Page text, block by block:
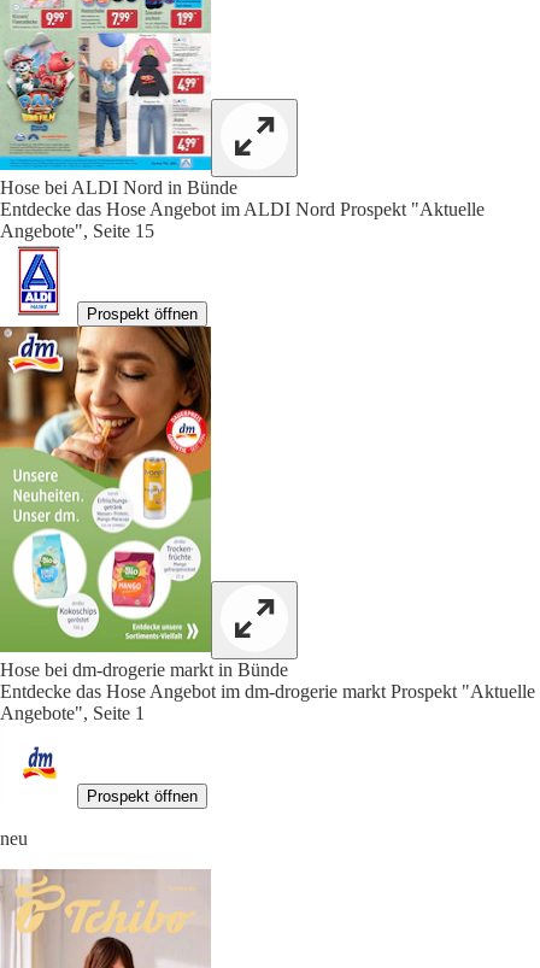
Hose bei ALDI Nord in Bünde
Entdecke das Hose Angebot im ALDI Nord Prospekt "Aktuelle
Angebote", Seite 15
Prospekt öffnen
Hose bei dm-drogerie markt in Bünde
Entdecke das Hose Angebot im dm-drogerie markt Prospekt "Aktuelle
Angebote", Seite 1
Prospekt öffnen
neu